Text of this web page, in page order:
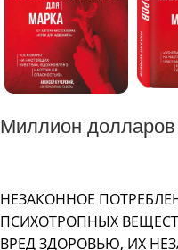
Миллион
НЕЗАКОННОЕ
ПСИХОТРОПНЫХ
ВРЕД ЗДОРОВЬЮ, ИХ